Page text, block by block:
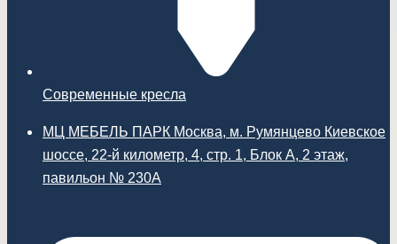
Современные кресла
МЦ МЕБЕЛЬ ПАРК Москва, м. Румянцево Киевское
шоссе, 22-й километр, 4, стр. 1, Блок А, 2 этаж,
павильон № 230А